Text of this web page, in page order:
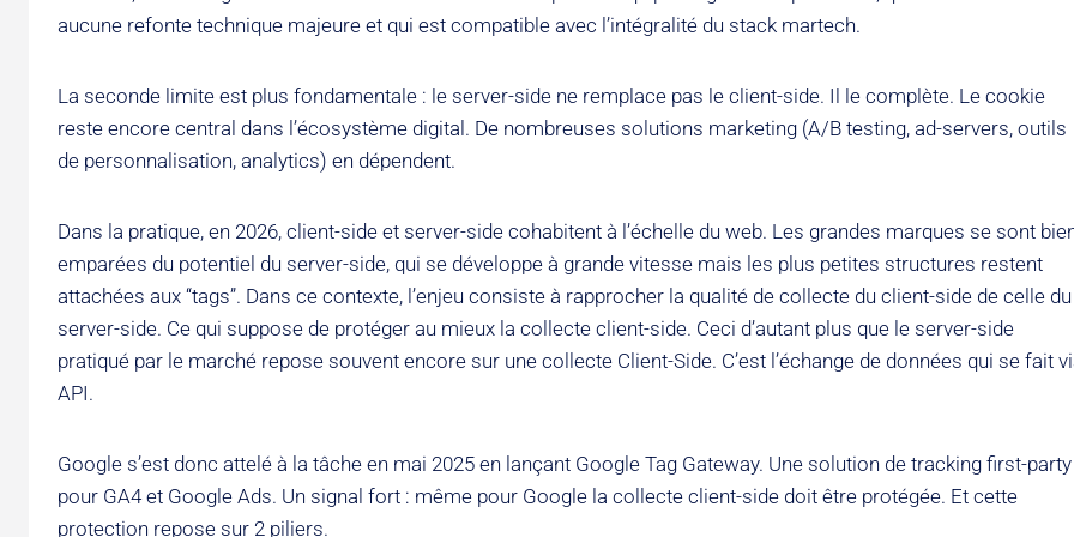
aucune refonte technique majeure et qui est compatible avec l’intégralité du stack martech.
La seconde limite est plus fondamentale : le server-side ne remplace pas le client-side. Il le complète. Le cookie
reste encore central dans l’écosystème digital. De nombreuses solutions marketing (A/B testing, ad-servers, outils
de personnalisation, analytics) en dépendent.
Dans la pratique, en 2026, client-side et server-side cohabitent à l’échelle du web. Les grandes marques se sont
emparées du potentiel du server-side, qui se développe à grande vitesse mais les plus petites structures restent
attachées aux “tags”. Dans ce contexte, l’enjeu consiste à rapprocher la qualité de collecte du client-side de celle du
server-side. Ce qui suppose de protéger au mieux la collecte client-side. Ceci d’autant plus que le server-side
pratiqué par le marché repose souvent encore sur une collecte Client-Side. C’est l’échange de données qui se fait
API.
Google s’est donc attelé à la tâche en mai 2025 en lançant Google Tag Gateway. Une solution de tracking first-party
pour GA4 et Google Ads. Un signal fort : même pour Google la collecte client-side doit être protégée. Et cette
protection repose sur 2 piliers.